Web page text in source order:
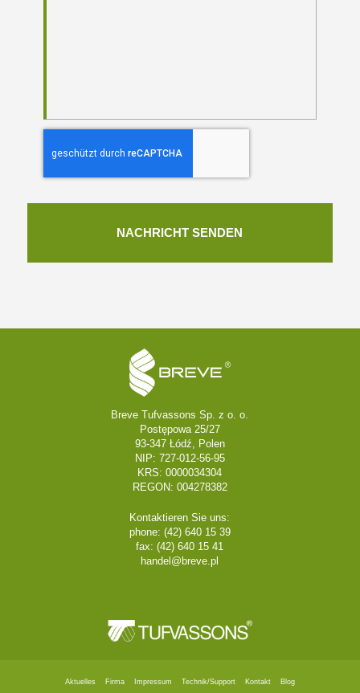
Breve Tufvassons Sp. z o. o.
Postępowa 25/27
93-347 Łódź, Polen
NIP: 727-012-56-95
KRS: 0000034304
REGON: 004278382
Kontaktieren Sie uns:
phone: (42) 640 15 39
fax: (42) 640 15 41
handel@breve.pl
Aktuelles Firma Impressum Technik/Support Kontakt Blog